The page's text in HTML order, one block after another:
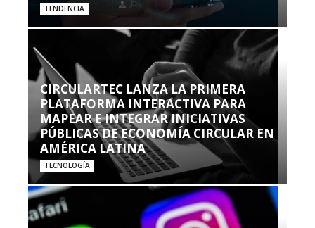
TENDENCIA
CIRCULARTEC LANZA LA PRIMERA
PLATAFORMA INTERACTIVA PARA
MAPEAR E INTEGRAR INICIATIVAS
PÚBLICAS DE ECONOMÍA CIRCULAR EN
AMÉRICA LATINA
TECNOLOGÍA